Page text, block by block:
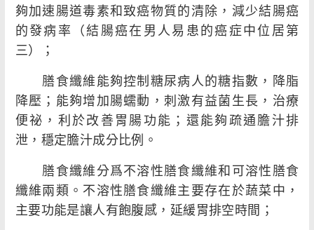
夠加速腸道毒素和致癌物質的清除，減少結腸癌
的發病率（結腸癌在男人易患的癌症中位居第
三）；
膳食纖維能夠控制糖尿病人的糖指數，降脂
降壓；能夠增加腸蠕動，刺激有益菌生長，治療
便祕，利於改善胃腸功能；還能夠疏通膽汁排
泄，穩定膽汁成分比例。
膳食纖維分爲不溶性膳食纖維和可溶性膳食
纖維兩類。不溶性膳食纖維主要存在於蔬菜中，
主要功能是讓人有飽腹感，延緩胃排空時間；